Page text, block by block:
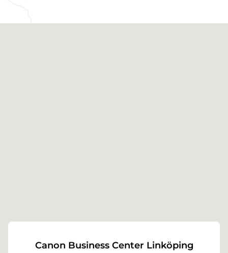
Canon Business Center Linköping